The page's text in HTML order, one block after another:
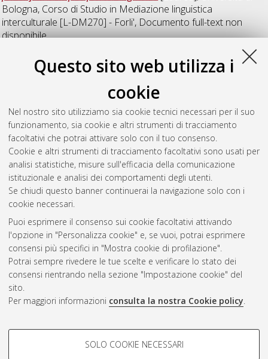
Questo sito web utilizza i
cookie
Nel nostro sito utilizziamo sia cookie tecnici necessari per il suo
funzionamento, sia cookie e altri strumenti di tracciamento
facoltativi che potrai attivare solo con il tuo consenso.
Cookie e altri strumenti di tracciamento facoltativi sono usati per
analisi statistiche, misure sull'efficacia della comunicazione
istituzionale e analisi dei comportamenti degli utenti.
Se chiudi questo banner continuerai la navigazione solo con i
cookie necessari.
Puoi esprimere il consenso sui cookie facoltativi attivando
l'opzione in "Personalizza cookie" e, se vuoi, potrai esprimere
consensi più specifici in "Mostra cookie di profilazione".
Potrai sempre rivedere le tue scelte e verificare lo stato dei
consensi rientrando nella sezione "Impostazione cookie" del
sito.
Per maggiori informazioni consulta la nostra Cookie policy.
COOKIE DI PROFILAZIONE -
SOLO COOKIE NECESSARI
Bologna, Corso di Studio in Mediazione linguistica
interculturale [L-DM270] - Forli', Documento full-text non
disponibile
legame tra la letteratura per l'infanzia e la comunità LGBTQ+.
[Laurea], Università di Bologna, Corso di Studio inMediazione
linguistica interculturale [L-DM270] - Forli' , Documento full-
text non disponibile
Questa lista e' stata generata ilFri Aug 7 04:53:14 2026 CEST
Atom
Rss 1.0
Rss 2.0
AMS Laurea
Impostazioni Cookie
Informativa sulla privacy